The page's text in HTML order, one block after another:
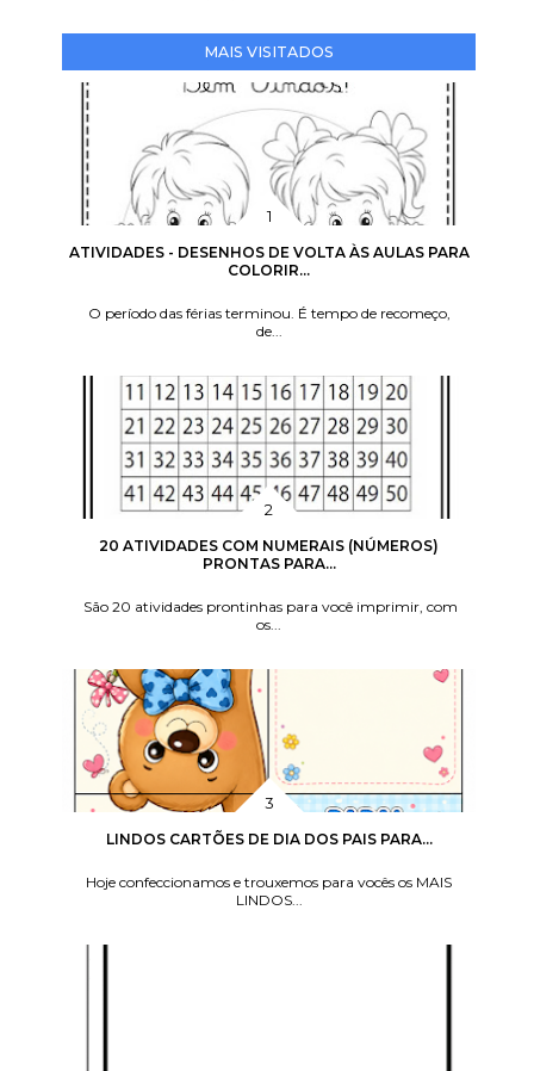
MAIS VISITADOS
ATIVIDADES - DESENHOS DE VOLTA ÀS AULAS PARA
COLORIR...
O período das férias terminou. É tempo de recomeço,
de...
20 ATIVIDADES COM NUMERAIS (NÚMEROS)
PRONTAS PARA...
São 20 atividades prontinhas para você imprimir, com
os...
LINDOS CARTÕES DE DIA DOS PAIS PARA...
Hoje confeccionamos e trouxemos para vocês os MAIS
LINDOS...